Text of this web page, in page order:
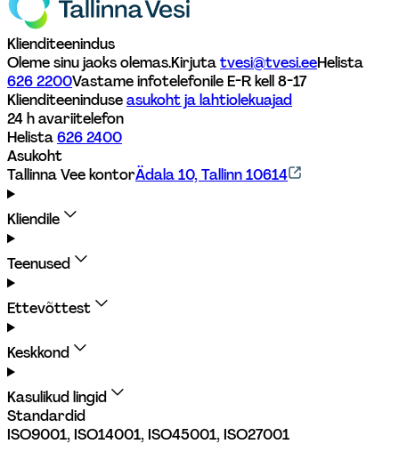
Klienditeenindus
Oleme sinu jaoks olemas.Kirjuta tvesi@tvesi.eeHelista
626 2200Vastame infotelefonile E-R kell 8-17
Klienditeeninduse asukoht ja lahtiolekuajad
24 h avariitelefon
Helista 626 2400
Asukoht
Tallinna Vee kontorÄdala 10, Tallinn 10614
Kliendile
Teenused
Ettevõttest
Keskkond
Kasulikud lingid
Standardid
ISO9001, ISO14001, ISO45001, ISO27001